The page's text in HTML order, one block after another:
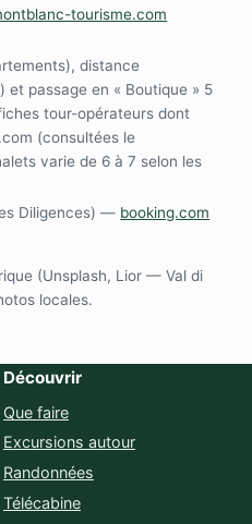
tourisme.com
distance
passage en « Boutique » 5
tour-opérateurs dont
(consultées le
varie de 6 à 7 selon les
Diligences) — booking.com
(Unsplash, Lior — Val di
locales.
Découvrir
Que faire
Excursions autour
Randonnées
Télécabine